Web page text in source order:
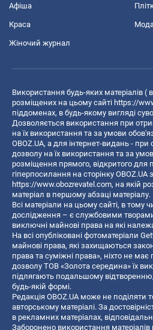
Афіша
Краса
Жіночий журнал
Використання будь-яких матеріалів (
розміщених на цьому сайті https://
піддоменах, в будь-якому вигляді
Дозволяється використання при
на їх використання та за умови
OBOZ.UA, а для інтернет-видань -
дозволу на їх використання та за
розміщення прямого, відкритого для
гіперпосилання на сторінку
https://www.obozrevatel.com, на якій
матеріал в першому абзаці матеріалу.
Всі матеріали на цьому сайті, в тому
дослідження – є службовими творами
виключні майнові права на які
На всі опубліковані фотоматеріали
майнові права, які захищаються
права та суміжні права», ніхто не
дозволу ТОВ «Золота середина» їх
підлягають подальшому
будь-якій формі.
Редакція OBOZ.UA може не поділяти
авторському матеріалі. За
в рекламних матеріалах,
Заборонено використання